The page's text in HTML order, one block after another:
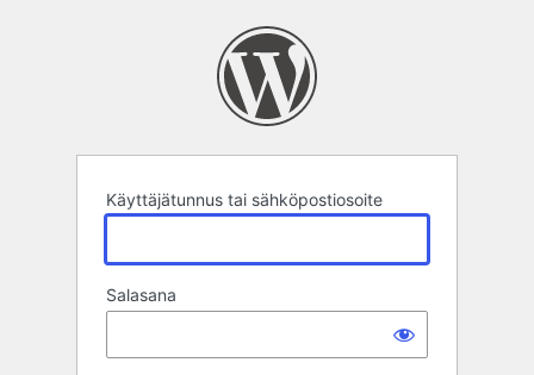
Käyttäjätunnus tai sähköpostiosoite
Salasana